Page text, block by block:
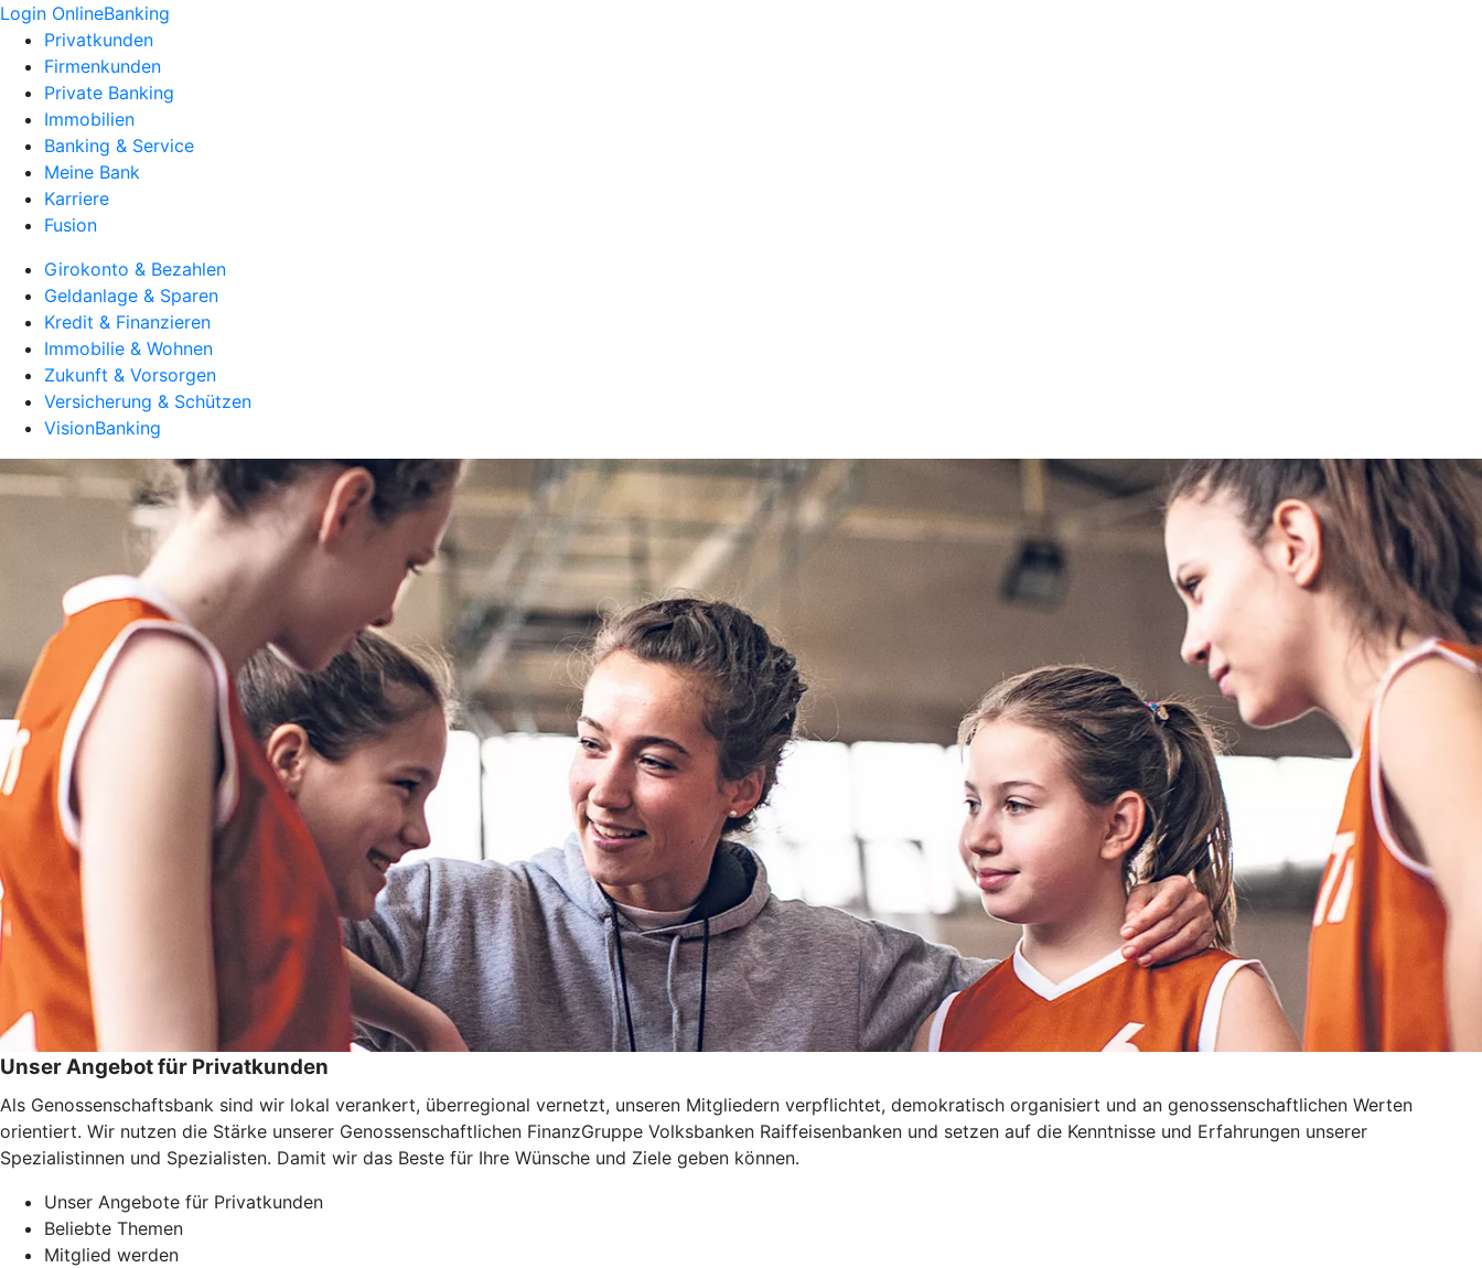
Login OnlineBanking
Privatkunden
Firmenkunden
Private Banking
Immobilien
Banking & Service
Meine Bank
Karriere
Fusion
Girokonto & Bezahlen
Geldanlage & Sparen
Kredit & Finanzieren
Immobilie & Wohnen
Zukunft & Vorsorgen
Versicherung & Schützen
VisionBanking
Unser Angebot für Privatkunden
Als Genossenschaftsbank sind wir lokal verankert, überregional vernetzt, unseren Mitgliedern verpflichtet, demokratisch organisiert und an genossenschaftlichen Werten
orientiert. Wir nutzen die Stärke unserer Genossenschaftlichen FinanzGruppe Volksbanken Raiffeisenbanken und setzen auf die Kenntnisse und Erfahrungen unserer
Spezialistinnen und Spezialisten. Damit wir das Beste für Ihre Wünsche und Ziele geben können.
Unser Angebote für Privatkunden
Beliebte Themen
Mitglied werden